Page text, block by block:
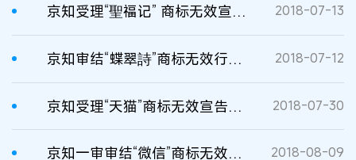
京知受理“聖福记” 商标无效宣告行政纠纷案 2018-07-13
京知审结“蝶翠詩”商标无效行政纠纷案 2018-07-12
京知受理“天猫”商标无效宣告请求行政纠纷案 2018-07-30
京知一审审结“微信”商标无效行政纠纷案 2018-08-09